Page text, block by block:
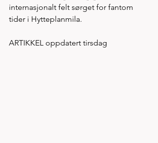
internasjonalt felt sørget for fantom
tider i Hytteplanmila.
ARTIKKEL oppdatert tirsdag